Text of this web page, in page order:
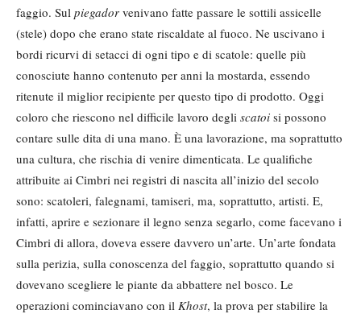
faggio. Sul piegador venivano fatte passare le sottili assicelle
(stele) dopo che erano state riscaldate al fuoco. Ne uscivano i
bordi ricurvi di setacci di ogni tipo e di scatole: quelle più
conosciute hanno contenuto per anni la mostarda, essendo
ritenute il miglior recipiente per questo tipo di prodotto. Oggi
coloro che riescono nel difficile lavoro degli scatoi si possono
contare sulle dita di una mano. È una lavorazione, ma soprattutto
una cultura, che rischia di venire dimenticata. Le qualifiche
attribuite ai Cimbri nei registri di nascita all’inizio del secolo
sono: scatoleri, falegnami, tamiseri, ma, soprattutto, artisti. E,
infatti, aprire e sezionare il legno senza segarlo, come facevano i
Cimbri di allora, doveva essere davvero un’arte. Un’arte fondata
sulla perizia, sulla conoscenza del faggio, soprattutto quando si
dovevano scegliere le piante da abbattere nel bosco. Le
operazioni cominciavano con il Khost, la prova per stabilire la